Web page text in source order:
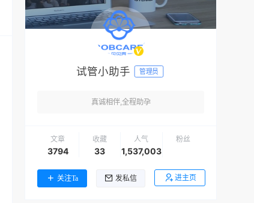
试管小助手 管理员
真诚相伴,全程助孕
文章
3794
收藏
33
人气
1,537,003
粉丝
关注Ta 发私信 进主页